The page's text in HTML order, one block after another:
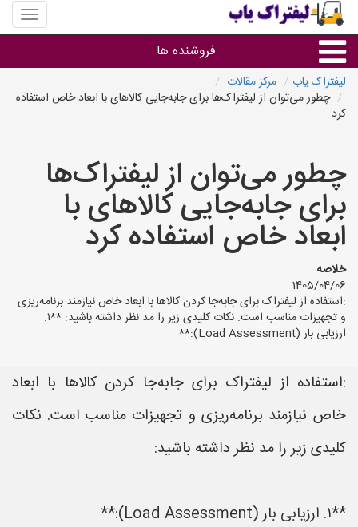
منوی
سایت
یاب
فروشنده ها
گروه ها
لیفتراک یاب
مرکز مقالات
چطور می‌توان از لیفتراک‌ها برای جابه‌جایی کالاهای با ابعاد خاص استفاده
کرد
چطور می‌توان از لیفتراک‌ها
برای جابه‌جایی کالاهای با
ابعاد خاص استفاده کرد
خلاصه
1405/04/06
:استفاده از لیفتراک برای جابه‌جا کردن کالاها با ابعاد خاص نیازمند برنامه‌ریزی
و تجهیزات مناسب است. نکات کلیدی زیر را مد نظر داشته باشید: **۱.
ارزیابی بار (Load Assessment):**
:استفاده از لیفتراک برای جابه‌جا کردن کالاها با ابعاد
خاص نیازمند برنامه‌ریزی و تجهیزات مناسب است. نکات
کلیدی زیر را مد نظر داشته باشید:
**۱. ارزیابی بار (Load Assessment):**